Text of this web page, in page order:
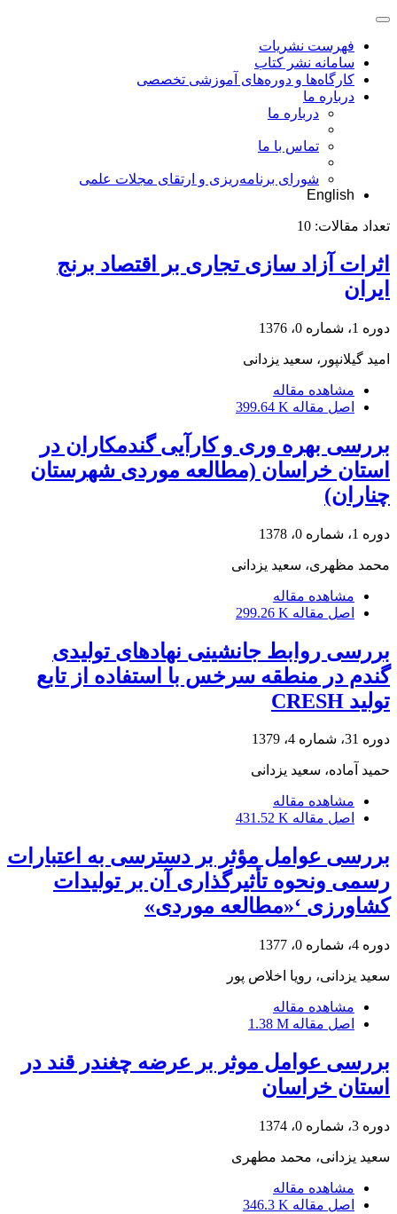
فهرست نشریات
سامانه نشر کتاب
کارگاه‌ها و دوره‌های آموزشی تخصصی
درباره ما
درباره ما
تماس با ما
شورای برنامه‌ریزی و ارتقای مجلات علمی
English
تعداد مقالات: 10
اثرات آزاد سازی تجاری بر اقتصاد برنج
ایران
دوره 1، شماره 0، 1376
امید گیلانپور، سعید یزدانی
مشاهده مقاله
اصل مقاله 399.64 K
بررسی بهره وری و کارآیی گندمکاران در
استان خراسان (مطالعه موردی شهرستان
چناران)
دوره 1، شماره 0، 1378
محمد مظهری، سعید یزدانی
مشاهده مقاله
اصل مقاله 299.26 K
بررسی روابط جانشینی نهادهای تولیدی
گندم در منطقه سرخس با استفاده از تابع
تولید CRESH
دوره 31، شماره 4، 1379
حمید آماده، سعید یزدانی
مشاهده مقاله
اصل مقاله 431.52 K
بررسی عوامل مؤثر بر دسترسی به اعتبارات
رسمی ونحوه تأثیرگذاری آن بر تولیدات
کشاورزی ‘«مطالعه موردی»
دوره 4، شماره 0، 1377
سعید یزدانی، رویا اخلاص پور
مشاهده مقاله
اصل مقاله 1.38 M
بررسی عوامل موثر بر عرضه چغندر قند در
استان خراسان
دوره 3، شماره 0، 1374
سعید یزدانی، محمد مطهری
مشاهده مقاله
اصل مقاله 346.3 K